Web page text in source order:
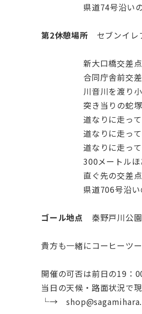
県道74号沿いのセブ
第2休憩場所 セブンイレ
新大口橋交差点を右
合同庁舎前交差点を
川音川を渡り小田急
突き当りの蛇塚交差
道なりに走って小林
道なりに走って突き
道なりに走って突き
300メートルほど先
直ぐ先の交差点を左
県道706号沿いの秦
ゴール地点 秦野戸川公
貴方も一緒にコーヒー
開催の可否は前日の19：
当日の天候・路面状況で
└→